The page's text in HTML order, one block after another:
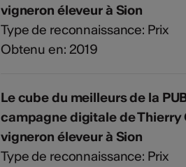
vigneron éleveur à Sion
Type de reconnaissance: Prix
Obtenu en: 2019
Le cube du meilleurs de la
campagne digitale de Thierry
vigneron éleveur à Sion
Type de reconnaissance: Prix